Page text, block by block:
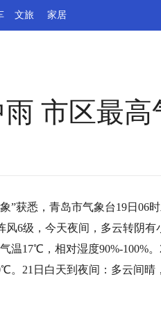
文旅 家居
市区最
”获悉，青岛市气象台19日06
6级，今天夜间，多云转阴
温17℃，相对湿度90%-100%
。21日白天到夜间：多云间晴